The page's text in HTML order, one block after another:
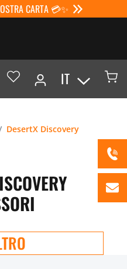
CARTA 💳✨
IT
DesertX Discovery